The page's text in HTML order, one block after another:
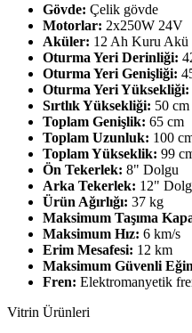
Gövde: Çelik gövde
Motorlar: 2x250W 24V
Aküler: 12 Ah Kuru Akü
Oturma Yeri Derinliği:
Oturma Yeri Genişliği:
Oturma Yeri Yüksekliği:
Sırtlık Yüksekliği: 50 cm
Toplam Genişlik: 65 cm
Toplam Uzunluk: 100
Toplam Yükseklik: 99
Ön Tekerlek: 8" Dolgu
Arka Tekerlek: 12"
Ürün Ağırlığı: 37 kg
Maksimum Taşıma
Maksimum Hız: 6 km/s
Erim Mesafesi: 12 km
Maksimum Güvenli
Fren: Elektromanyetik
Vitrin Ürünleri